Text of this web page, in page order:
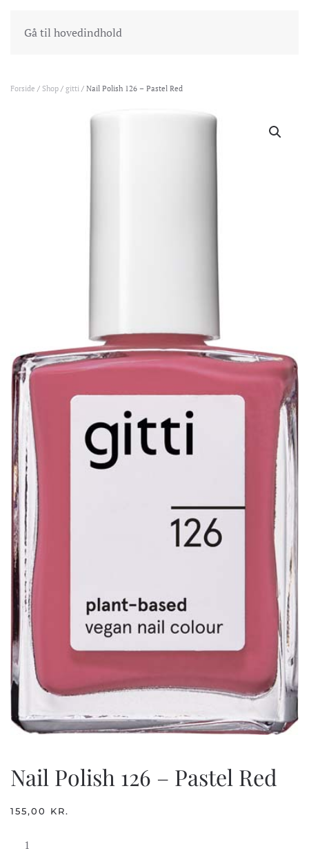
Gå til hovedindholdINDKØBSKURV
Forside / Shop / gitti / Nail Polish 126 – Pastel Red
Nail Polish 126 – Pastel Red
155,00 KR.
Nail